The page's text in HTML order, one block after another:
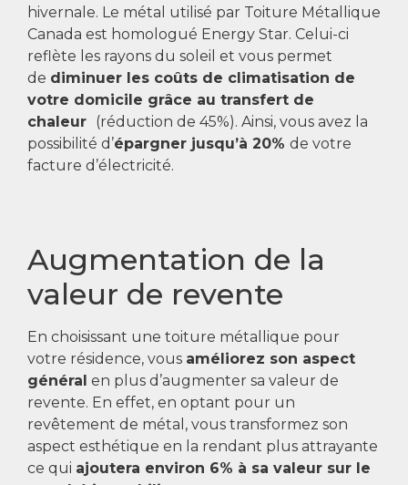
hivernale. Le métal utilisé par Toiture Métallique
Canada est homologué Energy Star. Celui-ci
reflète les rayons du soleil et vous permet
de diminuer les coûts de climatisation de
votre domicile grâce au transfert de
chaleur (réduction de 45%). Ainsi, vous avez la
possibilité d’épargner jusqu’à 20% de votre
facture d’électricité.
Augmentation de la
valeur de revente
En choisissant une toiture métallique pour
votre résidence, vous améliorez son aspect
général en plus d’augmenter sa valeur de
revente. En effet, en optant pour un
revêtement de métal, vous transformez son
aspect esthétique en la rendant plus attrayante
ce qui ajoutera environ 6% à sa valeur sur le